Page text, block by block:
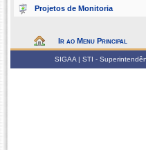
Projetos de Monitoria
Ir ao Menu Principal
SIGAA | STI -